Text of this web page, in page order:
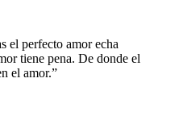
el perfecto amor echa
tiene pena. De donde el
el amor.”